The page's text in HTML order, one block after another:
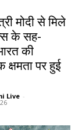
मोदी से मिले
के सह-
की
क्षमता पर हुई
Live -